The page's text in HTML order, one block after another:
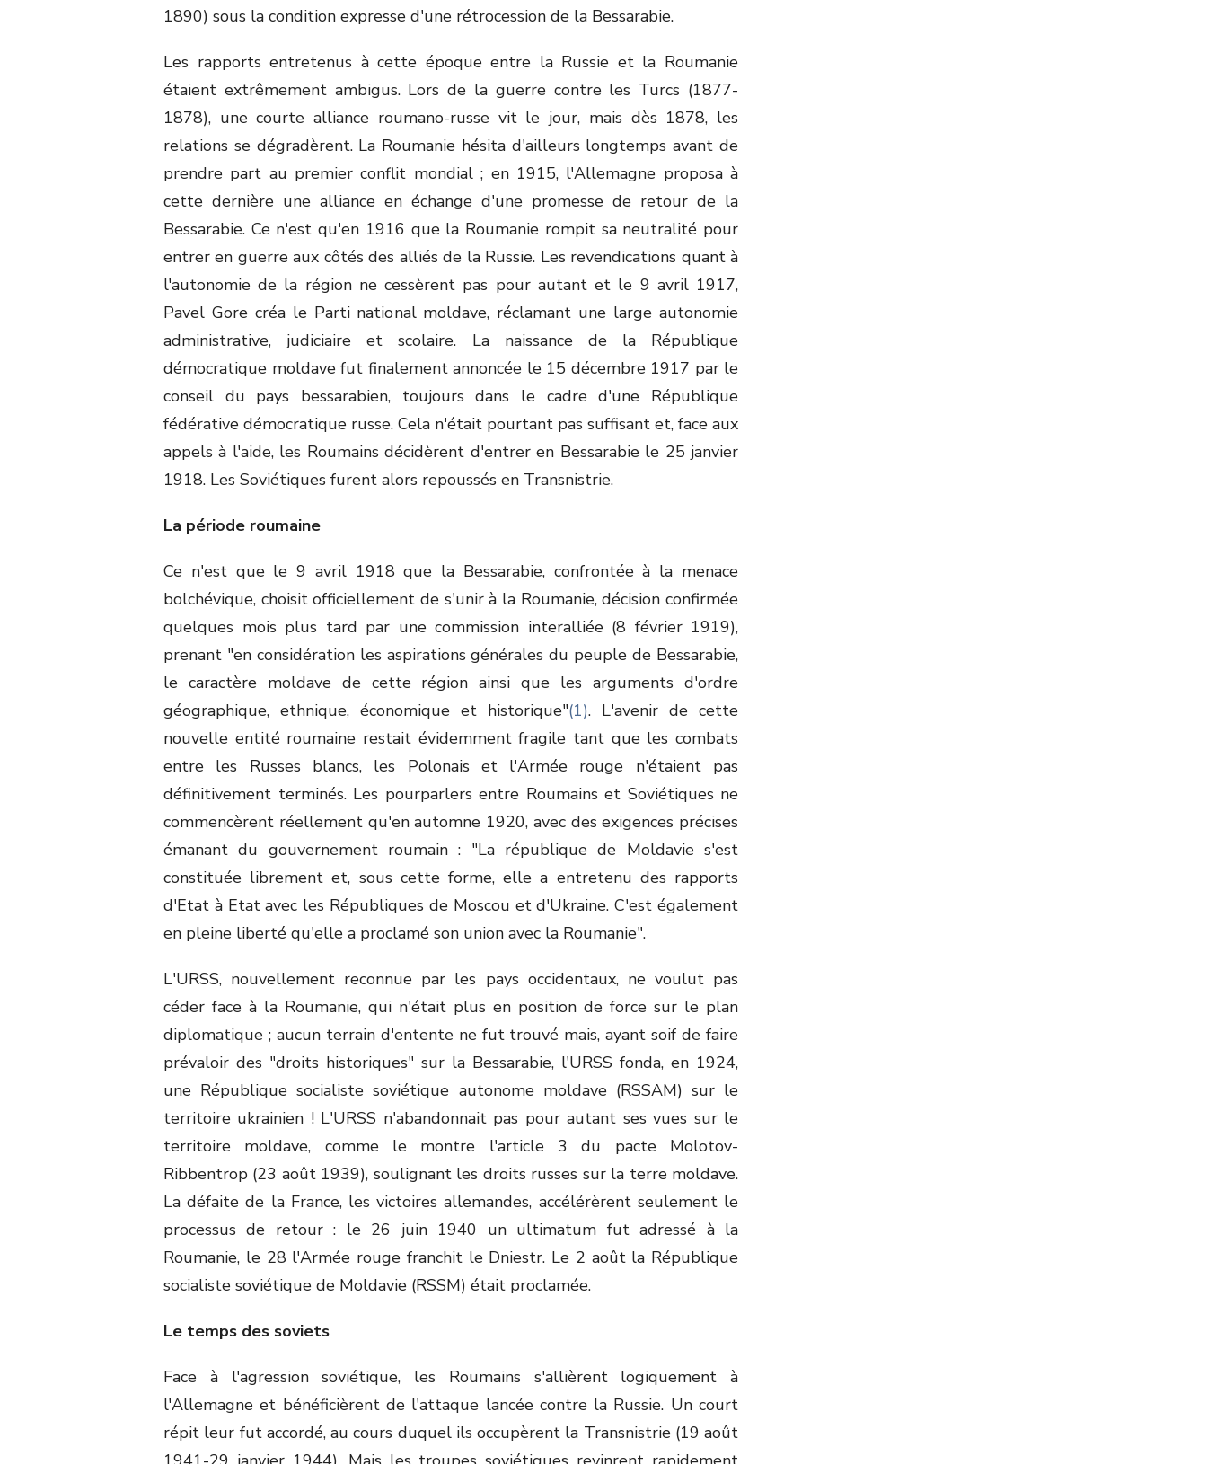
1890) sous la condition expresse d'une rétrocession de la Bessarabie.
Les rapports entretenus à cette époque entre la Russie et la Roumanie
étaient extrêmement ambigus. Lors de la guerre contre les Turcs (1877-
1878), une courte alliance roumano-russe vit le jour, mais dès 1878, les
relations se dégradèrent. La Roumanie hésita d'ailleurs longtemps avant de
prendre part au premier conflit mondial ; en 1915, l'Allemagne proposa à
cette dernière une alliance en échange d'une promesse de retour de la
Bessarabie. Ce n'est qu'en 1916 que la Roumanie rompit sa neutralité pour
entrer en guerre aux côtés des alliés de la Russie. Les revendications quant à
l'autonomie de la région ne cessèrent pas pour autant et le 9 avril 1917,
Pavel Gore créa le Parti national moldave, réclamant une large autonomie
administrative, judiciaire et scolaire. La naissance de la République
démocratique moldave fut finalement annoncée le 15 décembre 1917 par le
conseil du pays bessarabien, toujours dans le cadre d'une République
fédérative démocratique russe. Cela n'était pourtant pas suffisant et, face aux
appels à l'aide, les Roumains décidèrent d'entrer en Bessarabie le 25 janvier
1918. Les Soviétiques furent alors repoussés en Transnistrie.
La période roumaine
Ce n'est que le 9 avril 1918 que la Bessarabie, confrontée à la menace
bolchévique, choisit officiellement de s'unir à la Roumanie, décision confirmée
quelques mois plus tard par une commission interalliée (8 février 1919),
prenant "en considération les aspirations générales du peuple de Bessarabie,
le caractère moldave de cette région ainsi que les arguments d'ordre
géographique, ethnique, économique et historique"(1). L'avenir de cette
nouvelle entité roumaine restait évidemment fragile tant que les combats
entre les Russes blancs, les Polonais et l'Armée rouge n'étaient pas
définitivement terminés. Les pourparlers entre Roumains et Soviétiques ne
commencèrent réellement qu'en automne 1920, avec des exigences précises
émanant du gouvernement roumain : "La république de Moldavie s'est
constituée librement et, sous cette forme, elle a entretenu des rapports
d'Etat à Etat avec les Républiques de Moscou et d'Ukraine. C'est également
en pleine liberté qu'elle a proclamé son union avec la Roumanie".
L'URSS, nouvellement reconnue par les pays occidentaux, ne voulut pas
céder face à la Roumanie, qui n'était plus en position de force sur le plan
diplomatique ; aucun terrain d'entente ne fut trouvé mais, ayant soif de faire
prévaloir des "droits historiques" sur la Bessarabie, l'URSS fonda, en 1924,
une République socialiste soviétique autonome moldave (RSSAM) sur le
territoire ukrainien ! L'URSS n'abandonnait pas pour autant ses vues sur le
territoire moldave, comme le montre l'article 3 du pacte Molotov-
Ribbentrop (23 août 1939), soulignant les droits russes sur la terre moldave.
La défaite de la France, les victoires allemandes, accélérèrent seulement le
processus de retour : le 26 juin 1940 un ultimatum fut adressé à la
Roumanie, le 28 l'Armée rouge franchit le Dniestr. Le 2 août la République
socialiste soviétique de Moldavie (RSSM) était proclamée.
Le temps des soviets
Face à l'agression soviétique, les Roumains s'allièrent logiquement à
l'Allemagne et bénéficièrent de l'attaque lancée contre la Russie. Un court
répit leur fut accordé, au cours duquel ils occupèrent la Transnistrie (19 août